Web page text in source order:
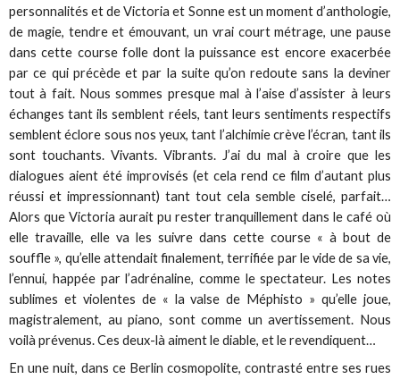
personnalités et de Victoria et Sonne est un moment d’anthologie,
de magie, tendre et émouvant, un vrai court métrage, une pause
dans cette course folle dont la puissance est encore exacerbée
par ce qui précède et par la suite qu’on redoute sans la deviner
tout à fait. Nous sommes presque mal à l’aise d’assister à leurs
échanges tant ils semblent réels, tant leurs sentiments respectifs
semblent éclore sous nos yeux, tant l’alchimie crève l’écran, tant ils
sont touchants. Vivants. Vibrants. J’ai du mal à croire que les
dialogues aient été improvisés (et cela rend ce film d’autant plus
réussi et impressionnant) tant tout cela semble ciselé, parfait…
Alors que Victoria aurait pu rester tranquillement dans le café où
elle travaille, elle va les suivre dans cette course « à bout de
souffle », qu’elle attendait finalement, terrifiée par le vide de sa vie,
l’ennui, happée par l’adrénaline, comme le spectateur. Les notes
sublimes et violentes de « la valse de Méphisto » qu’elle joue,
magistralement, au piano, sont comme un avertissement. Nous
voilà prévenus. Ces deux-là aiment le diable, et le revendiquent…
En une nuit, dans ce Berlin cosmopolite, contrasté entre ses rues